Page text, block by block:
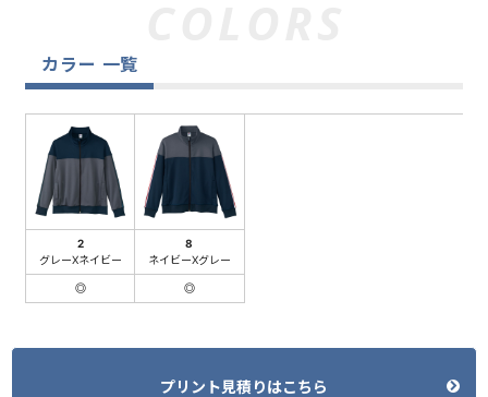
カラー 一覧
2
グレーXネイビー
◎
8
ネイビーXグレー
◎
プリント見積りはこちら